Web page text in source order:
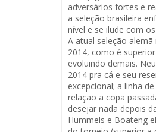
adversários fortes e
a seleção brasileira
nível e se ilude com
A atual seleção
2014, como é
evoluindo demais.
2014 pra cá e seu
excepcional; a linha
relação a copa
desejar nada depois
Hummels e Boateng